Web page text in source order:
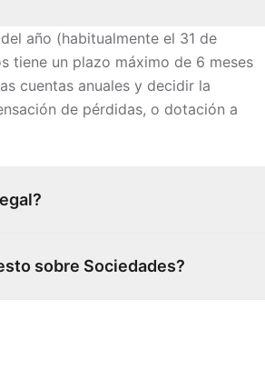
año (habitualmente el 31 de
tiene un plazo máximo de 6 meses
cuentas anuales y decidir la
de pérdidas, o dotación a
sobre Sociedades?